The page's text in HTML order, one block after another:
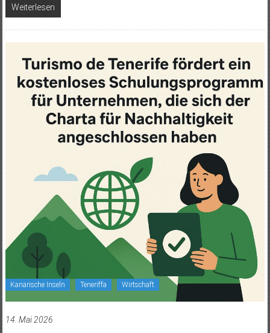
Weiterlesen
Kanarische Inseln Teneriffa Wirtschaft
14. Mai 2026